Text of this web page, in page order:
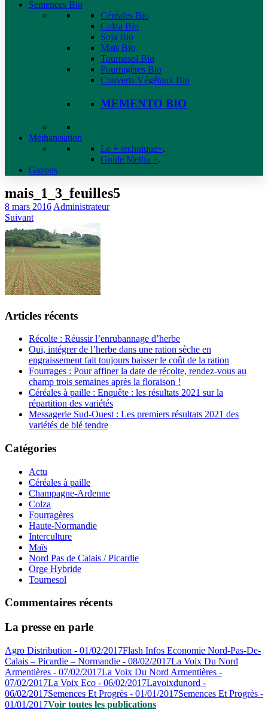
Semences Bio
Céréales Bio
Colza Bio
Soja Bio
Maïs Bio
Tournesol Bio
Fourragères Bio
Couverts Végétaux Bio
MEMENTO BIO
Méthanisation
Le + technique+.
Guide Metha +.
Gazons
mais_1_3_feuilles5
8 mars 2016 Administrateur
Suivant
Articles récents
Récolte : Réussir l’enrubannage d’herbe
Oui, intégrer de l’herbe dans une ration sèche en
engraissement fait toujours baisser le coût de la ration
Fourrages : Pour affiner la date de récolte, rendez-vous au
champ trois semaines après la floraison !
Céréales à paille : Enquête : les résultats 2021 sur la
répartition des variétés
Messagerie Sud-Ouest : Les premiers résultats 2021 des
variétés de blé tendre
Catégories
Actu
Céréales à paille
Champagne-Ardenne
Colza
Fourragères
Haute-Normandie
Interculture
Maïs
Nord Pas de Calais / Picardie
Orge Hybride
Tournesol
Commentaires récents
La presse en parle
Agro Distribution - 01/02/2017Flash Infos Economie Nord-Pas-De-
Calais – Picardie – Normandie - 08/02/2017La Voix Du Nord
Armentières - 07/02/2017La Voix Du Nord Armentières -
07/02/2017La Voix Eco - 06/02/2017Lavoixdunord -
06/02/2017Semences Et Progrès - 01/01/2017Semences Et Progrès -
01/01/2017Voir toutes les publications